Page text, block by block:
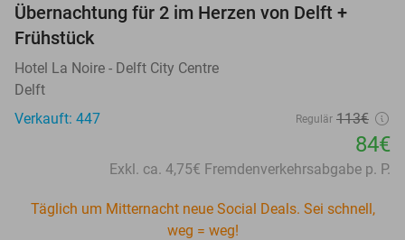
Übernachtung für 2 im Herzen von Delft +
Frühstück
Hotel La Noire - Delft City Centre
Delft
Verkauft: 447
Regulär 113€
84€
Exkl. ca. 4,75€ Fremdenverkehrsabgabe p. P.
Täglich um Mitternacht neue Social Deals. Sei schnell,
weg = weg!